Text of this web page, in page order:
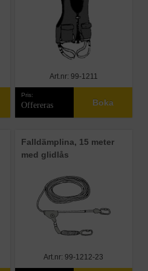
Art.nr: 99-1211
Pris:
Offereras Boka
Falldämplina, 15 meter
med glidlås
Art.nr: 99-1212-23